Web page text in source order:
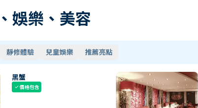
娛樂、美容
靜修體驗 兒童娛樂 推薦亮點
黑蟹
check價格包含